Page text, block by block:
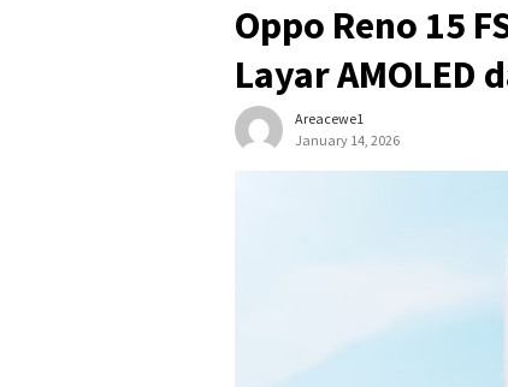
Oppo Reno 15
Layar AMOLED
Areacewe1
January 14, 2026